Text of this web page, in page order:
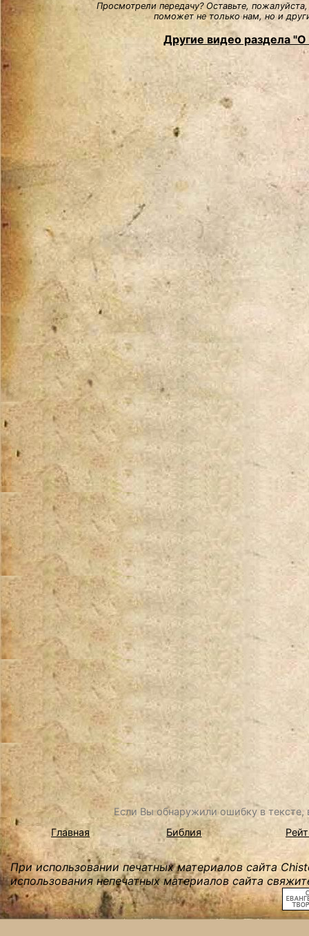
Просмотрели передачу? Оставьте,
поможет не только нам, но и
Другие видео раздела
Если Вы обнаружили ошибку в
Главная
Библия
При использовании печатных материалов сайта
использования непечатных материалов сайта